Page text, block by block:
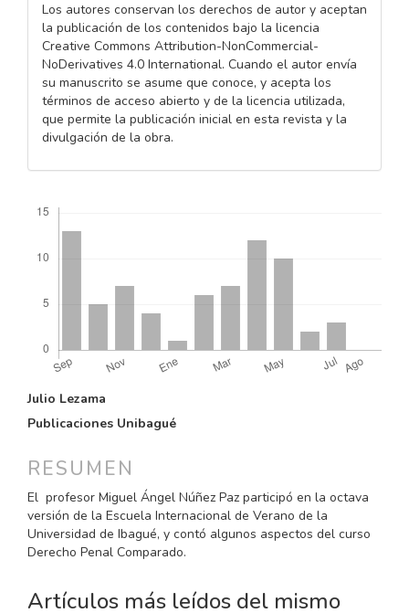
Los autores conservan los derechos de autor y aceptan
la publicación de los contenidos bajo la licencia
Creative Commons Attribution-NonCommercial-
NoDerivatives 4.0 International. Cuando el autor envía
su manuscrito se asume que conoce, y acepta los
términos de acceso abierto y de la licencia utilizada,
que permite la publicación inicial en esta revista y la
divulgación de la obra.
CONTENIDO
PRINCIPAL
ARTÍCULO
Julio Lezama
Publicaciones Unibagué
RESUMEN
El profesor Miguel Ángel Núñez Paz participó en la octava
versión de la Escuela Internacional de Verano de la
Universidad de Ibagué, y contó algunos aspectos del curso
Derecho Penal Comparado.
Artículos más leídos del mismo